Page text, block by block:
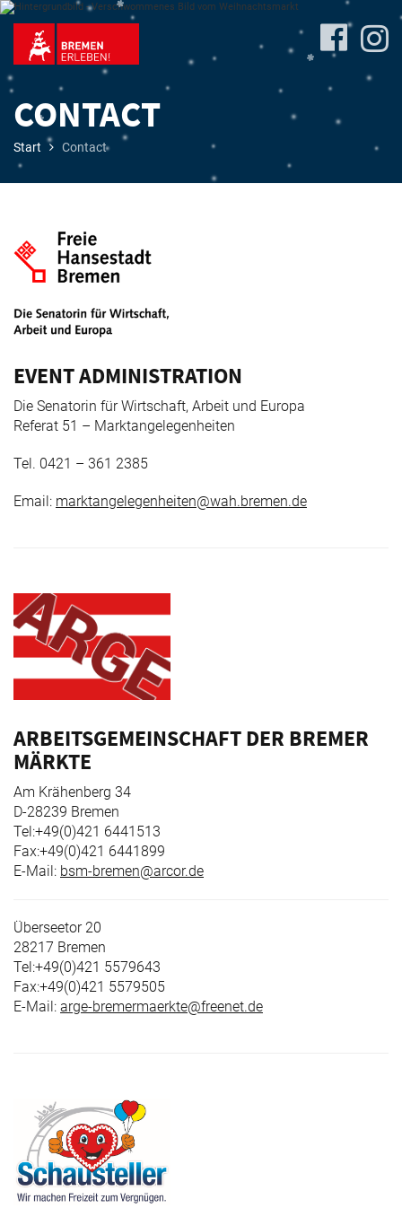
Travel
Accommodation
CONTACT
Start Contact
EVENT ADMINISTRATION
Die Senatorin für Wirtschaft, Arbeit und Europa
Referat 51 – Marktangelegenheiten
Tel. 0421 – 361 2385
Email: marktangelegenheiten@wah.bremen.de
ARBEITSGEMEINSCHAFT DER BREMER
MÄRKTE
Am Krähenberg 34
D-28239 Bremen
Tel:+49(0)421 6441513
Fax:+49(0)421 6441899
E-Mail: bsm-bremen@arcor.de
Überseetor 20
28217 Bremen
Tel:+49(0)421 5579643
Fax:+49(0)421 5579505
E-Mail: arge-bremermaerkte@freenet.de